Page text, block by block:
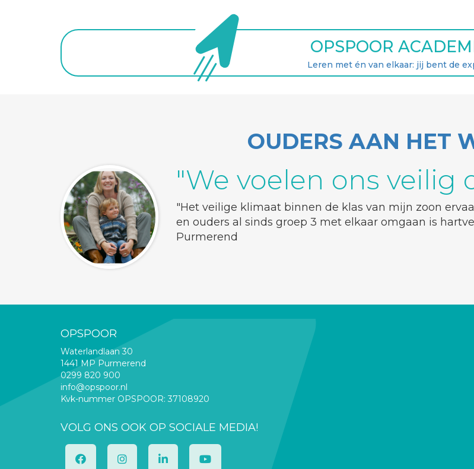
OPSPOOR
Leren met én van elkaar: jij bent de
OUDERS AAN HET
"We voelen ons veilig
"Het veilige klimaat binnen de klas van mijn zoon
en ouders al sinds groep 3 met elkaar omgaan is
Purmerend
OPSPOOR
Waterlandlaan 30
1441 MP Purmerend
0299 820 900
info@opspoor.nl
Kvk-nummer OPSPOOR: 37108920
VOLG ONS OOK OP SOCIALE MEDIA!